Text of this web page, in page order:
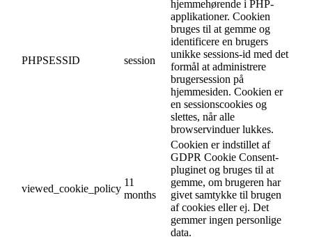
PHPSESSID session
hjemmehørende i PHP-
applikationer. Cookien
bruges til at gemme og
identificere en brugers
unikke sessions-id med det
formål at administrere
brugersession på
hjemmesiden. Cookien er
en sessionscookies og
slettes, når alle
browservinduer lukkes.
viewed_cookie_policy
11
months
Cookien er indstillet af
GDPR Cookie Consent-
pluginet og bruges til at
gemme, om brugeren har
givet samtykke til brugen
af cookies eller ej. Det
gemmer ingen personlige
data.